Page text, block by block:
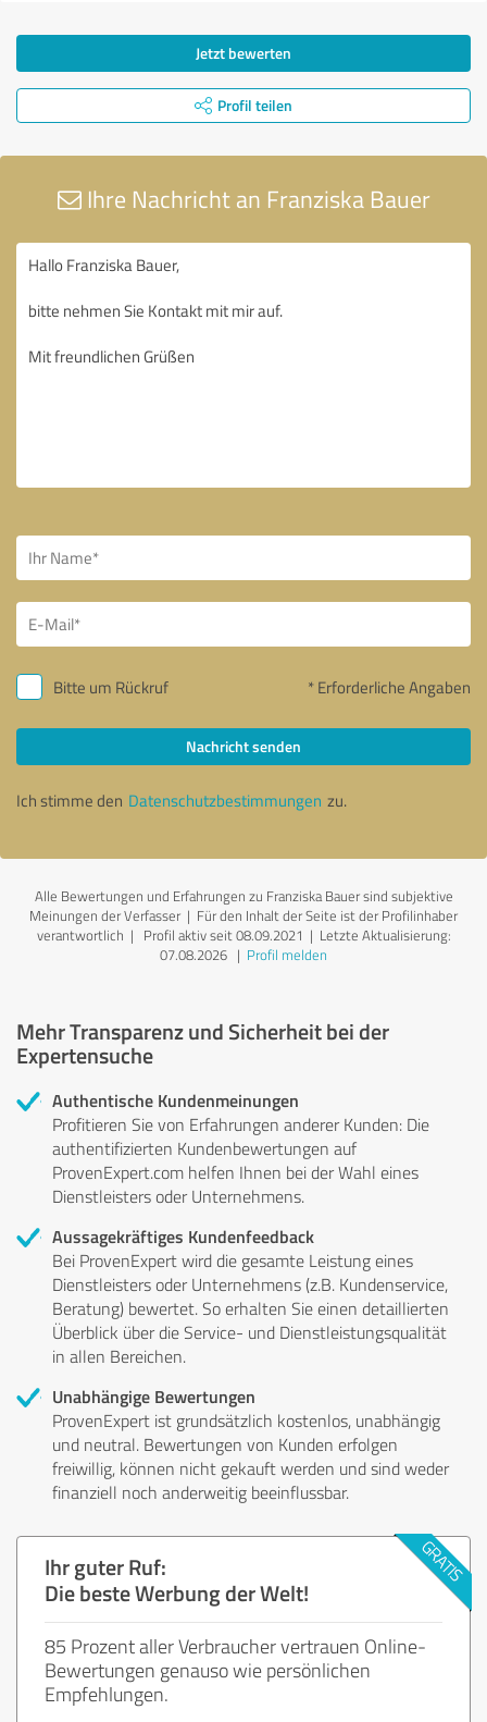
Jetzt bewerten
Profil teilen
Ihre Nachricht an Franziska Bauer
Bitte um Rückruf * Erforderliche Angaben
Nachricht senden
Ich stimme den Datenschutzbestimmungen zu.
Alle Bewertungen und Erfahrungen zu Franziska Bauer sind subjektive
Meinungen der Verfasser | Für den Inhalt der Seite ist der Profilinhaber
verantwortlich | Profil aktiv seit 08.09.2021 | Letzte Aktualisierung:
07.08.2026 | Profil melden
Mehr Transparenz und Sicherheit bei der
Expertensuche
Authentische Kundenmeinungen
Profitieren Sie von Erfahrungen anderer Kunden: Die
authentifizierten Kundenbewertungen auf
ProvenExpert.com helfen Ihnen bei der Wahl eines
Dienstleisters oder Unternehmens.
Aussagekräftiges Kundenfeedback
Bei ProvenExpert wird die gesamte Leistung eines
Dienstleisters oder Unternehmens (z.B. Kundenservice,
Beratung) bewertet. So erhalten Sie einen detaillierten
Überblick über die Service- und Dienstleistungsqualität
in allen Bereichen.
Unabhängige Bewertungen
ProvenExpert ist grundsätzlich kostenlos, unabhängig
und neutral. Bewertungen von Kunden erfolgen
freiwillig, können nicht gekauft werden und sind weder
finanziell noch anderweitig beeinflussbar.
Ihr guter Ruf:
Die beste Werbung der Welt!
85 Prozent aller Verbraucher vertrauen Online-
Bewertungen genauso wie persönlichen
Empfehlungen.